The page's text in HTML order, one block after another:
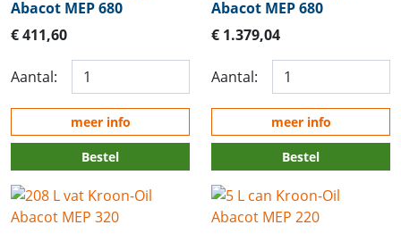
Abacot MEP 680
€ 411,60
Aantal:
meer info
Bestel
Abacot MEP 680
€ 1.379,04
Aantal:
meer info
Bestel